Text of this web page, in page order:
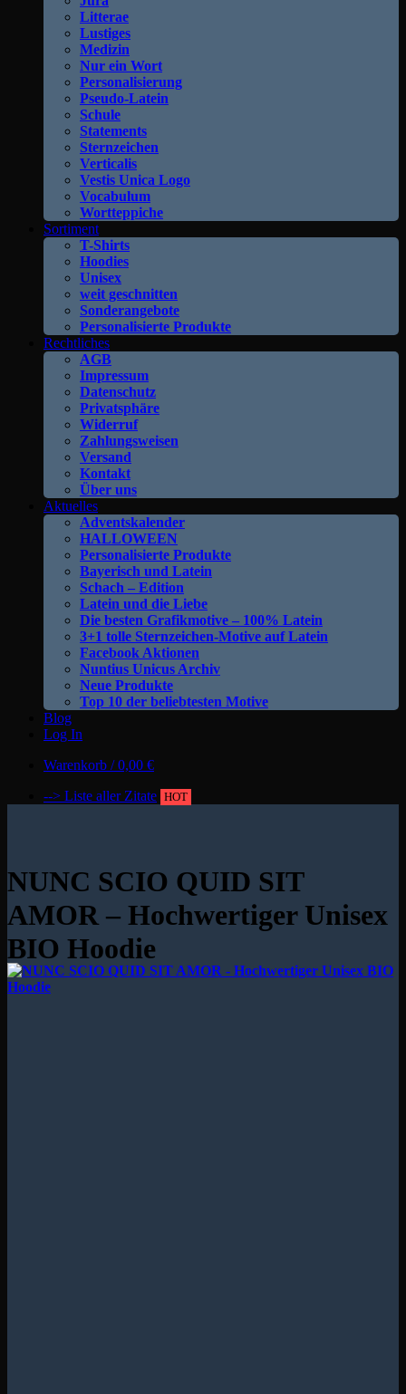
Litterae
Lustiges
Medizin
Nur ein Wort
Personalisierung
Pseudo-Latein
Schule
Statements
Sternzeichen
Verticalis
Vestis Unica Logo
Vocabulum
Wortteppiche
Sortiment
T-Shirts
Hoodies
Unisex
weit geschnitten
Sonderangebote
Personalisierte Produkte
Rechtliches
AGB
Impressum
Datenschutz
Privatsphäre
Widerruf
Zahlungsweisen
Versand
Kontakt
Über uns
Aktuelles
Adventskalender
HALLOWEEN
Personalisierte Produkte
Bayerisch und Latein
Schach – Edition
Latein und die Liebe
Die besten Grafikmotive – 100% Latein
3+1 tolle Sternzeichen-Motive auf Latein
Facebook Aktionen
Nuntius Unicus Archiv
Neue Produkte
Top 10 der beliebtesten Motive
Blog
Log In
Warenkorb /0,00 €
--> Liste aller Zitate HOT
NUNC SCIO QUID SIT
AMOR – Hochwertiger Unisex
BIO Hoodie